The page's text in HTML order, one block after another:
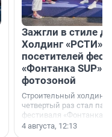
Зажгли в стиле
Холдинг «РСТИ»
посетителей
«Фонтанка SUP»
фотозоной
Строительный холдинг
четвертый раз стал
фестиваля «Фонтанка
раз компания
4 августа, 12:13